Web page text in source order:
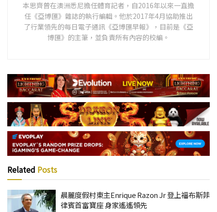
本思齊曾在澳洲悉尼擔任體育記者，自2016年以來一直擔
任《亞博匯》雜誌的執行編輯。他於2017年4月協助推出
了行業領先的每日電子通訊《亞博匯早報》，目前是《亞
博匯》的主筆，並負責所有內容的校編。
Related Posts
晨麗度假村東主Enrique Razon Jr 登上福布斯菲
律賓首富寶座 身家遙遙領先